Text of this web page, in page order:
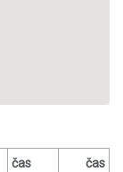
čas čas